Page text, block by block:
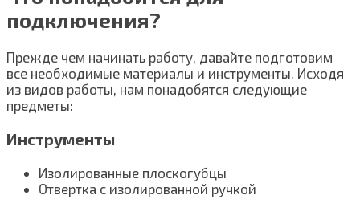
подключения?
Прежде чем начинать работу, давайте подготовим
все необходимые материалы и инструменты. Исходя
из видов работы, нам понадобятся следующие
предметы:
Инструменты
Изолированные плоскогубцы
Отвертка с изолированной ручкой